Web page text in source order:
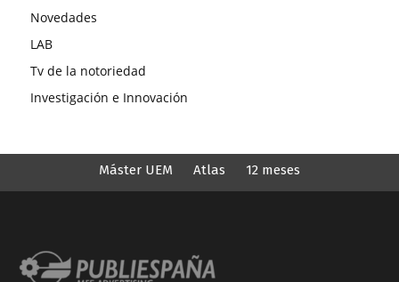
Novedades
LAB
Tv de la notoriedad
Investigación e Innovación
Máster UEM Atlas 12 meses